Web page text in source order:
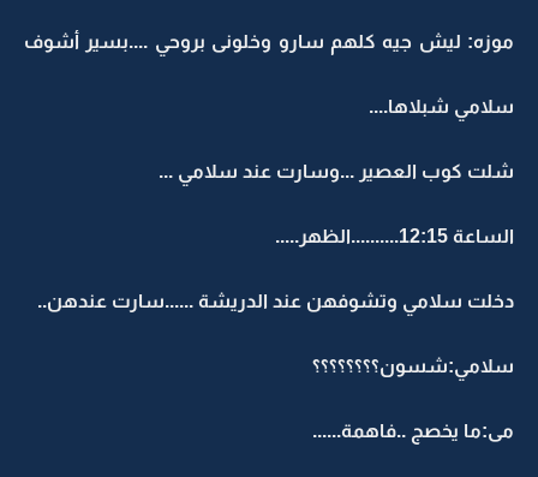
موزه: ليش جيه كلهم سارو وخلونى بروحي ....بسير أشوف
سلامي شبلاها....
شلت كوب العصير ...وسارت عند سلامي ...
الساعة 12:15..........الظهر.....
دخلت سلامي وتشوفهن عند الدريشة ......سارت عندهن..
سلامي:شسون؟؟؟؟؟؟؟؟
مى:ما يخصج ..فاهمة......